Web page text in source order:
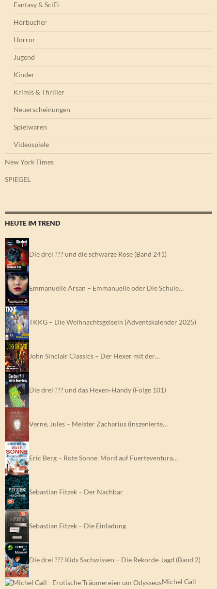
Fantasy & SciFi
Hörbücher
Horror
Jugend
Kinder
Krimis & Thriller
Neuerscheinungen
Spielwaren
Videospiele
New York Times
SPIEGEL
HEUTE IM TREND
Die drei ??? und die schwarze Rose (Band 241)
Emmanuelle Arsan – Emmanuelle oder Die Schule…
TKKG – Die Weihnachtsgeiseln (Adventskalender 2025)
John Sinclair Classics – Der Hexer mit der…
Die drei ??? und das Hexen-Handy (Folge 101)
Verne, Jules – Meister Zacharius (inszenierte…
Eric Berg – Rote Sonne. Mord auf Fuerteventura…
Sebastian Fitzek – Der Nachbar
Sebastian Fitzek – Die Einladung
Die drei ??? Kids Sachwissen – Die Rekorde-Jagd (Band 2)
Michel Gall –